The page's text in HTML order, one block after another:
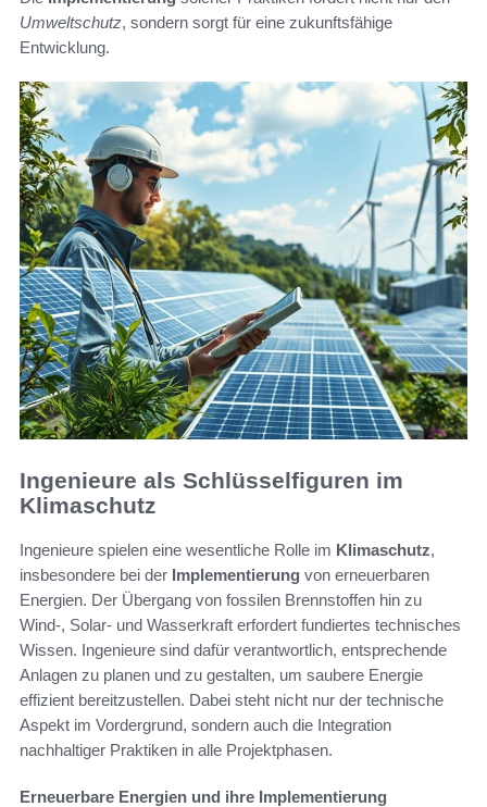
Umweltschutz, sondern sorgt für eine zukunftsfähige
Entwicklung.
Ingenieure als Schlüsselfiguren im
Klimaschutz
Ingenieure spielen eine wesentliche Rolle im Klimaschutz,
insbesondere bei der Implementierung von erneuerbaren
Energien. Der Übergang von fossilen Brennstoffen hin zu
Wind-, Solar- und Wasserkraft erfordert fundiertes technisches
Wissen. Ingenieure sind dafür verantwortlich, entsprechende
Anlagen zu planen und zu gestalten, um saubere Energie
effizient bereitzustellen. Dabei steht nicht nur der technische
Aspekt im Vordergrund, sondern auch die Integration
nachhaltiger Praktiken in alle Projektphasen.
Erneuerbare Energien und ihre Implementierung